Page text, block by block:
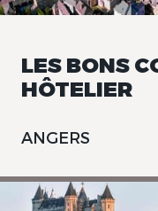
LES BONS
HÔTELIER
ANGERS